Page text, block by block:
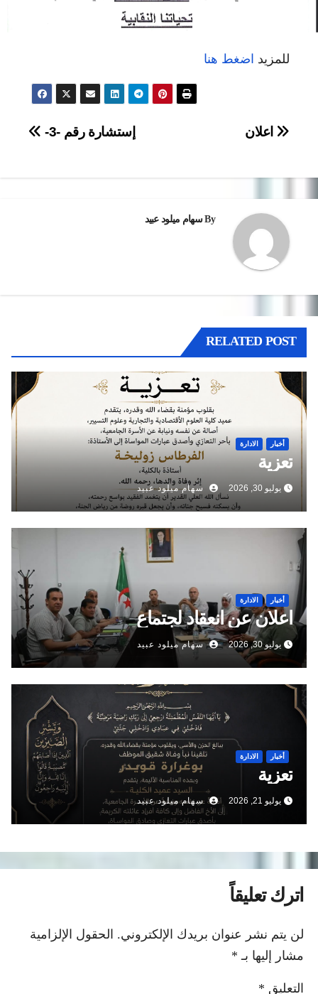
للمزيد اضغط هنا
تصفّح
إستشارة رقم -3- اعلان
By سهام ميلود عبيد
RELATED POST
أخبار الادارة
تعزية
يوليو 30, 2026 سهام ميلود عبيد
أخبار الادارة
اعلان عن انعقاد لجتماع
يوليو 30, 2026 سهام ميلود عبيد
أخبار الادارة
تعزية
يوليو 21, 2026 سهام ميلود عبيد
اترك تعليقاً
لن يتم نشر عنوان بريدك الإلكتروني. الحقول الإلزامية
مشار إليها بـ *
التعليق*